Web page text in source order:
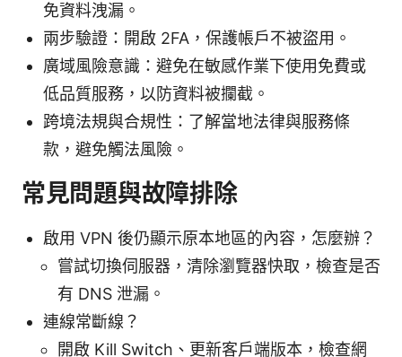
免資料洩漏。
兩步驗證：開啟 2FA，保護帳戶不被盜用。
廣域風險意識：避免在敏感作業下使用免費或
低品質服務，以防資料被攔截。
跨境法規與合規性：了解當地法律與服務條
款，避免觸法風險。
常見問題與故障排除
啟用 VPN 後仍顯示原本地區的內容，怎麼辦？
嘗試切換伺服器，清除瀏覽器快取，檢查是否
有 DNS 泄漏。
連線常斷線？
開啟 Kill Switch、更新客戶端版本，檢查網